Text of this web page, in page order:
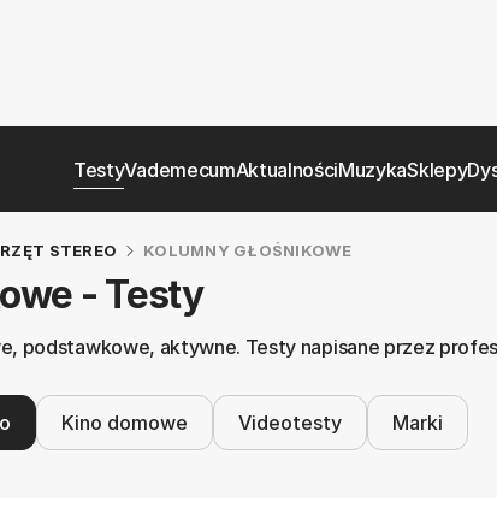
TestyVademecumAktualnościMuzykaSklepy
STEREO KOLUMNY GŁOŚNIKOWE
- Testy
podstawkowe, aktywne. Testy napisane przez
Kino domowe Videotesty Marki